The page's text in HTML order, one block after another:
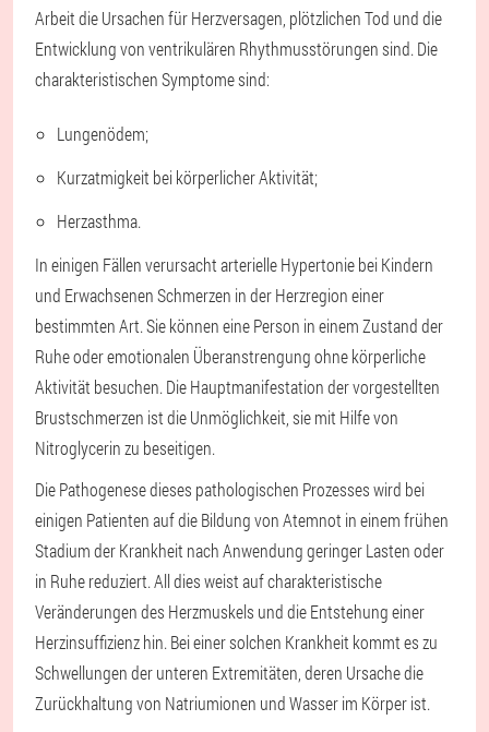
Arbeit die Ursachen für Herzversagen, plötzlichen Tod und die
Entwicklung von ventrikulären Rhythmusstörungen sind. Die
charakteristischen Symptome sind:
Lungenödem;
Kurzatmigkeit bei körperlicher Aktivität;
Herzasthma.
In einigen Fällen verursacht arterielle Hypertonie bei Kindern
und Erwachsenen Schmerzen in der Herzregion einer
bestimmten Art. Sie können eine Person in einem Zustand der
Ruhe oder emotionalen Überanstrengung ohne körperliche
Aktivität besuchen. Die Hauptmanifestation der vorgestellten
Brustschmerzen ist die Unmöglichkeit, sie mit Hilfe von
Nitroglycerin zu beseitigen.
Die Pathogenese dieses pathologischen Prozesses wird bei
einigen Patienten auf die Bildung von Atemnot in einem frühen
Stadium der Krankheit nach Anwendung geringer Lasten oder
in Ruhe reduziert. All dies weist auf charakteristische
Veränderungen des Herzmuskels und die Entstehung einer
Herzinsuffizienz hin. Bei einer solchen Krankheit kommt es zu
Schwellungen der unteren Extremitäten, deren Ursache die
Zurückhaltung von Natriumionen und Wasser im Körper ist.